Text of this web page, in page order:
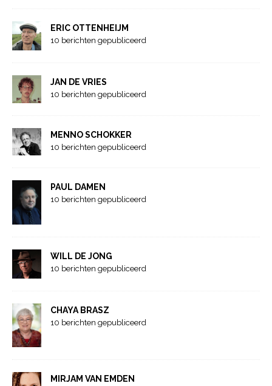
ERIC OTTENHEIJM
10 berichten gepubliceerd
JAN DE VRIES
10 berichten gepubliceerd
MENNO SCHOKKER
10 berichten gepubliceerd
PAUL DAMEN
10 berichten gepubliceerd
WILL DE JONG
10 berichten gepubliceerd
CHAYA BRASZ
10 berichten gepubliceerd
MIRJAM VAN EMDEN